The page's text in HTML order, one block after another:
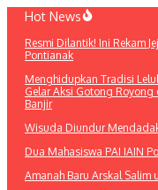
Lewati
konten
Hot News
Resmi Dilantik! Ini Rekam
Pontianak
Menghidupkan Tradisi
Gelar Aksi Gotong
Banjir
Wisuda Diundur
Dua Mahasiswa PAI IAIN
Amanah Baru Arskal Salim